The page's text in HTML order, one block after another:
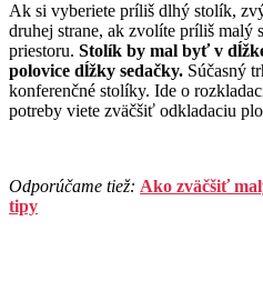
Ak si vyberiete príliš dlhý stolík,
druhej strane, ak zvolíte príliš malý
priestoru. Stolík by mal byť v
polovice dĺžky sedačky. Súčasný
konferenčné stolíky. Ide o
potreby viete zväčšiť odkladaciu
Odporúčame tiež: Ako zväčšiť
tipy